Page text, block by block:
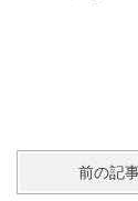
前の記